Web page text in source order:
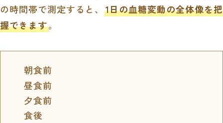
の時間帯で測定すると、 1日の血糖変動の全体像を把
握できます。
朝食前
昼食前
夕食前
食後